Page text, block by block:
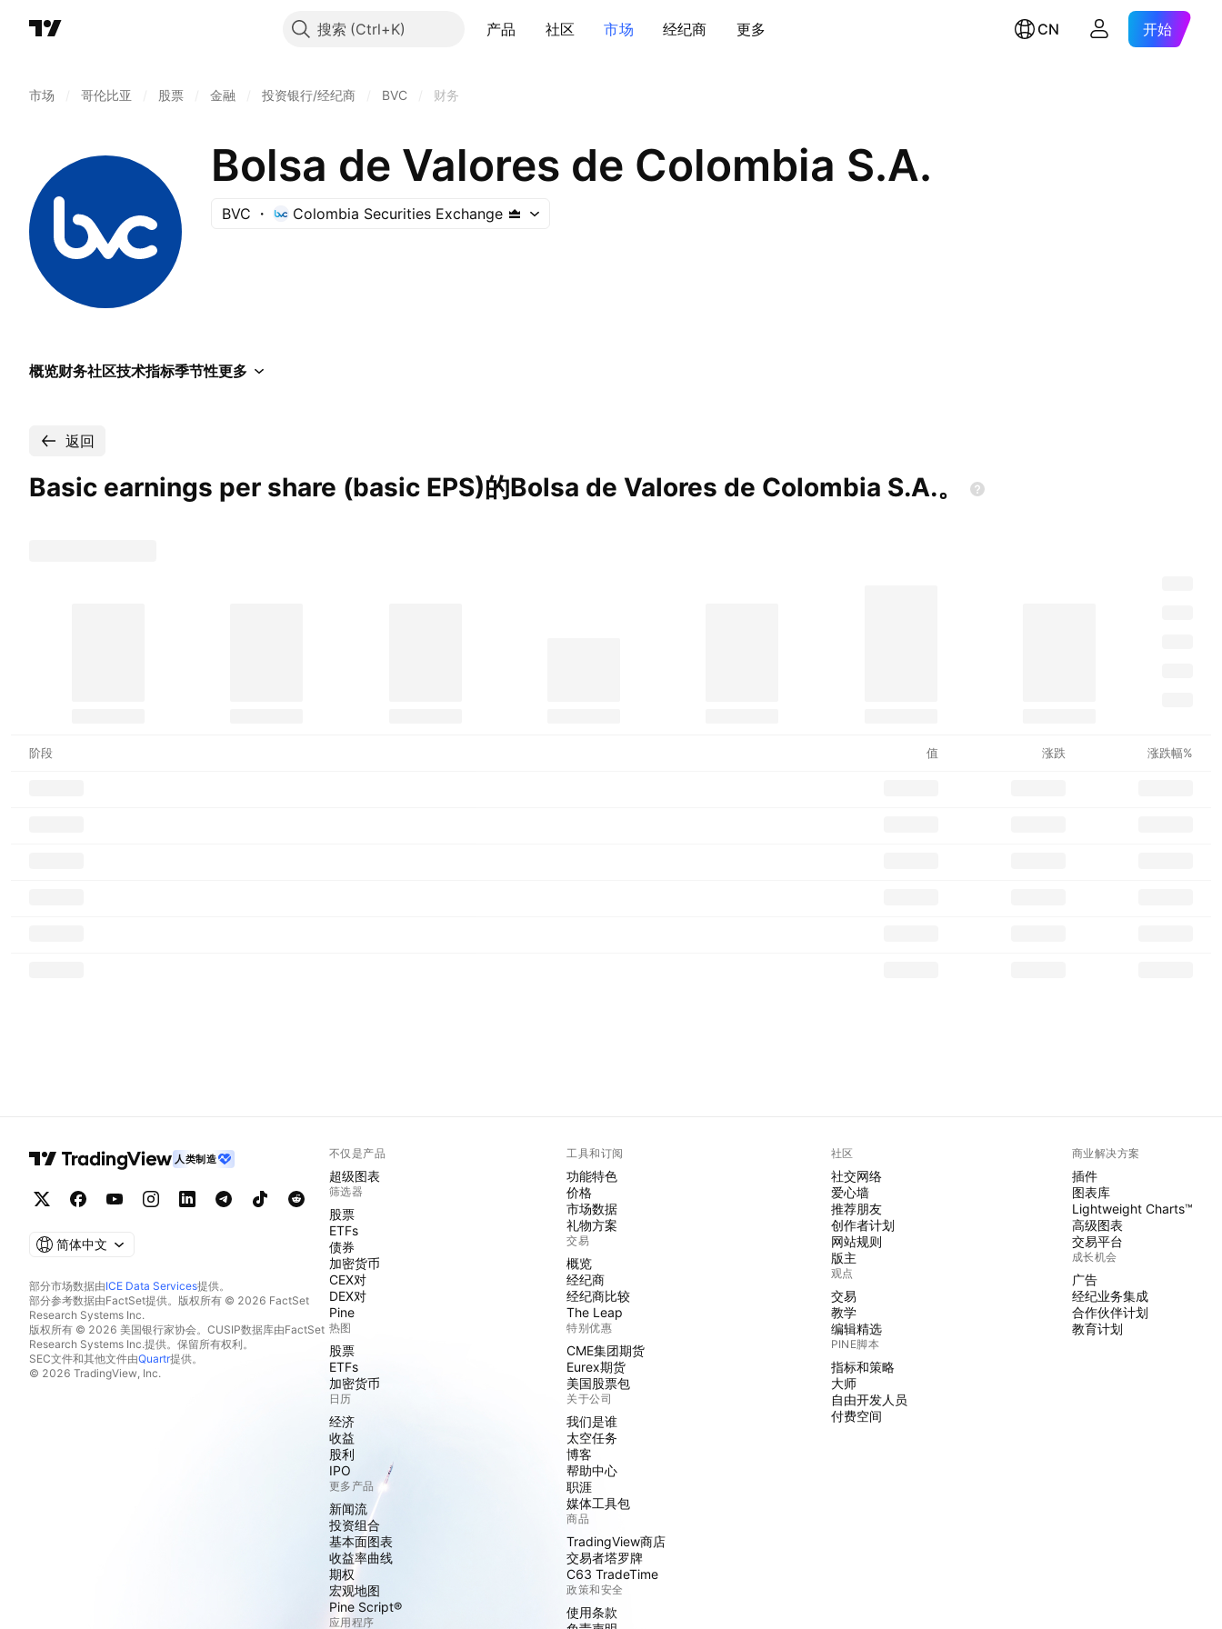
搜索 产品 社区 市场 经纪商 更多 CN 开始
市场 哥伦比亚 股票 金融 投资银行/经纪商 BVC 财务
Bolsa de Valores de Colombia S.A.
BVC Colombia Securities Exchange
概览财务社区技术指标季节性更多
返回
Basic earnings per share (basic EPS)的Bolsa de Valores de Colombia S.A.。
阶段 值 涨跌 涨跌幅%
人类制造
简体中文
部分市场数据由ICE Data Services提供。
部分参考数据由FactSet提供。版权所有 © 2026 FactSet
Research Systems Inc.
版权所有 © 2026 美国银行家协会。CUSIP数据库由FactSet
Research Systems Inc.提供。保留所有权利。
SEC文件和其他文件由Quartr提供。
© 2026 TradingView, Inc.
不仅是产品
超级图表
筛选器
股票
ETFs
债券
加密货币
CEX对
DEX对
Pine
热图
股票
ETFs
加密货币
日历
经济
收益
股利
IPO
更多产品
新闻流
投资组合
基本面图表
收益率曲线
期权
宏观地图
Pine Script®
应用程序
工具和订阅
功能特色
价格
市场数据
礼物方案
交易
概览
经纪商
经纪商比较
The Leap
特别优惠
CME集团期货
Eurex期货
美国股票包
关于公司
我们是谁
太空任务
博客
帮助中心
职涯
媒体工具包
商品
TradingView商店
交易者塔罗牌
C63 TradeTime
政策和安全
使用条款
社区
社交网络
爱心墙
推荐朋友
创作者计划
网站规则
版主
观点
交易
教学
编辑精选
PINE脚本
指标和策略
大师
自由开发人员
付费空间
商业解决方案
插件
图表库
Lightweight Charts™
高级图表
交易平台
成长机会
广告
经纪业务集成
合作伙伴计划
教育计划